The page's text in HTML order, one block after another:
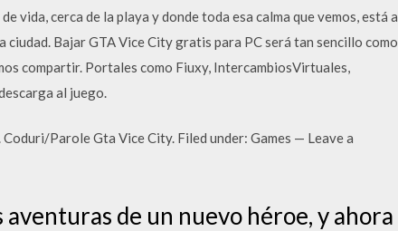
vida, cerca de la playa y donde toda esa calma que vemos, está a
Bajar GTA Vice City gratis para PC será tan sencillo como
compartir. Portales como Fiuxy, IntercambiosVirtuales,
al juego.
Parole Gta Vice City. Filed under: Games — Leave a
de un nuevo héroe, y ahora